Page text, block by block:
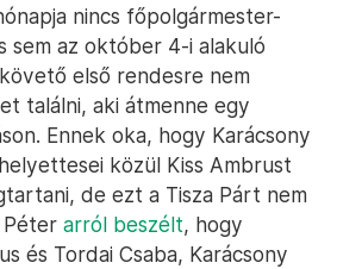
nincs főpolgármester-
sem az október 4-i alakuló
első rendesre nem
találni, aki átmenne egy
Ennek oka, hogy Karácsony
közül Kiss Ambrust
de ezt a Tisza Párt nem
Péter arról beszélt, hogy
és Tordai Csaba, Karácsony